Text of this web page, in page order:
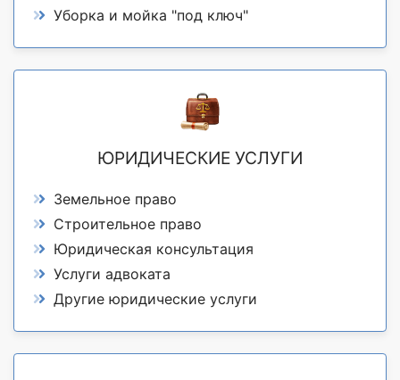
Уборка и мойка "под ключ"
ЮРИДИЧЕСКИЕ УСЛУГИ
Земельное право
Строительное право
Юридическая консультация
Услуги адвоката
Другие юридические услуги